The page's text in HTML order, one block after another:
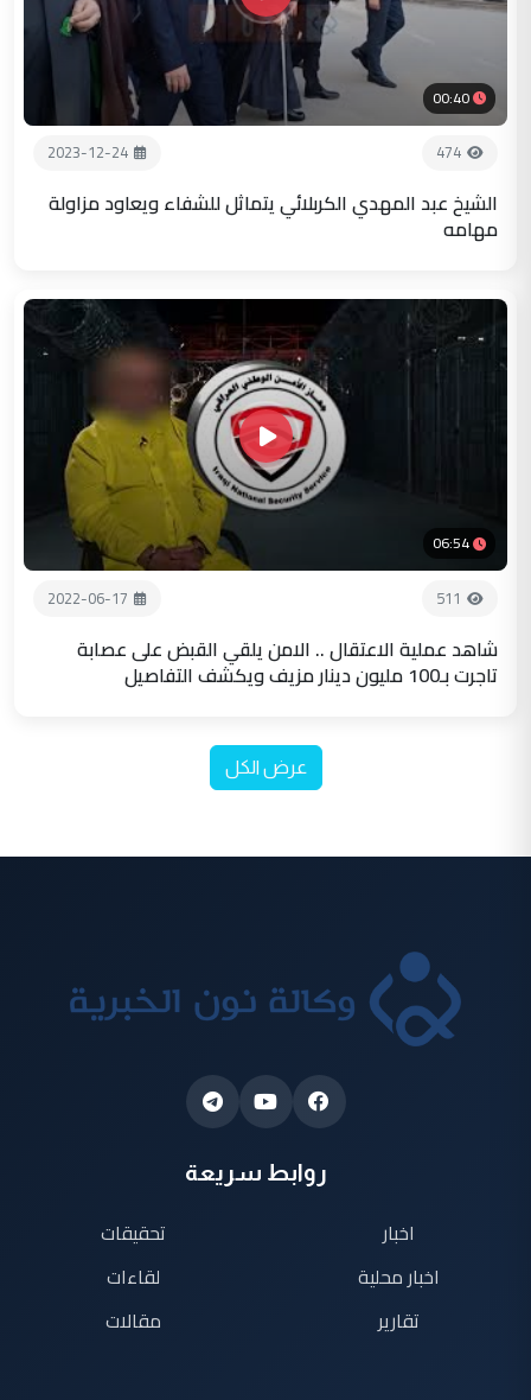
00:40
474
2023-12-24
الشيخ عبد المهدي الكربلائي يتماثل للشفاء ويعاود مزاولة
مهامه
06:54
511
2022-06-17
شاهد عملية الاعتقال .. الامن يلقي القبض على عصابة
تاجرت بـ100 مليون دينار مزيف ويكشف التفاصيل
عرض الكل
روابط سريعة
اخبار
اخبار محلية
تقارير
تحقيقات
لقاءات
مقالات